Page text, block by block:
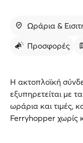
Ωράρια &
Προσφορές
Η ακτοπλοϊκή
εξυπηρετείται με
ωράρια και τιμές,
Ferryhopper χωρίς